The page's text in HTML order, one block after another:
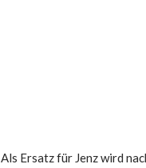
Als Ersatz für Jenz wird